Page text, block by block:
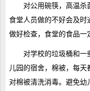
对公用碗筷，高温杀
食堂人员做的不好会及
做好检查，食堂的食品一
对学校的垃圾桶和一
儿园的宿舍，棉被，每
对棉被清洗消毒。避免